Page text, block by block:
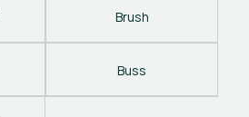
Brush
Buss